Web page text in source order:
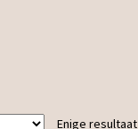
Enige resultaat